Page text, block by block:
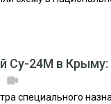
Су-24М в
специального